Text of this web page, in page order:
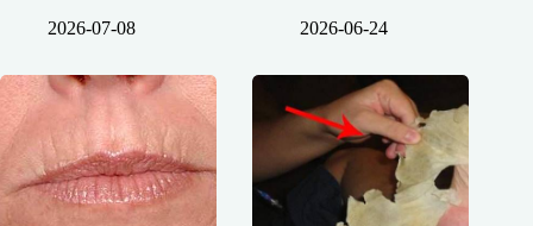
2026-07-08
2026-06-24